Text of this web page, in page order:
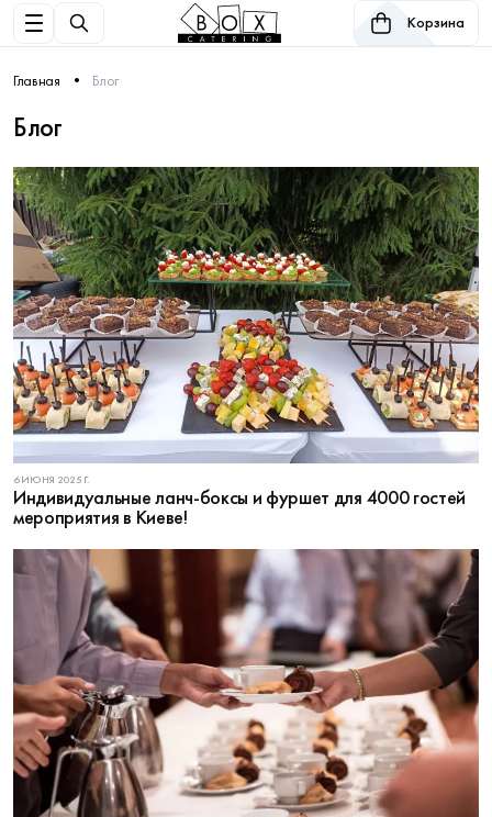
Корзина
Главная Блог
Блог
6 ИЮНЯ 2025 Г.
Индивидуальные ланч-боксы и фуршет для 4000 гостей
мероприятия в Киеве!